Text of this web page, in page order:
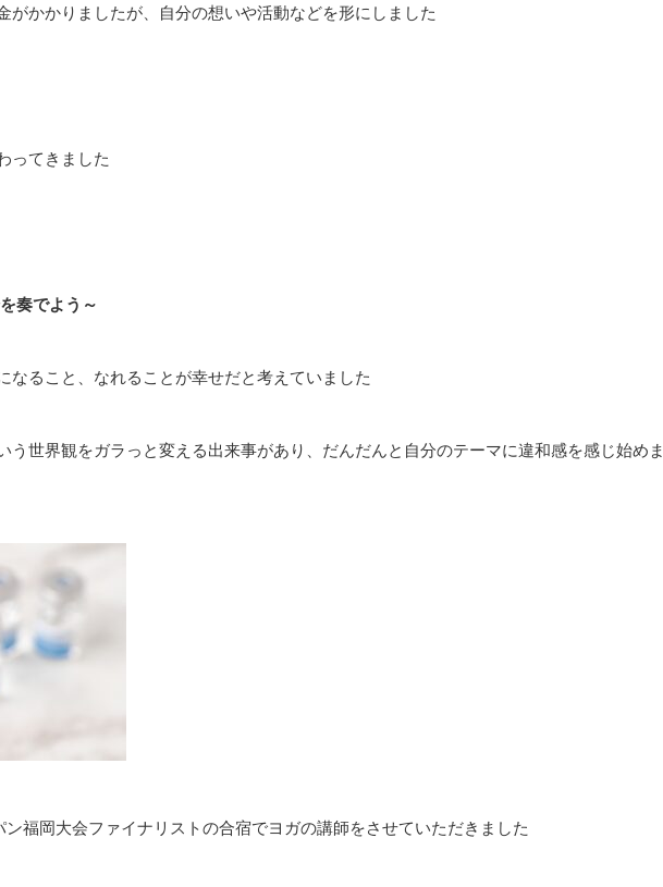
がかかりましたが、自分の想いや活動などを形にしました
ってきました
奏でよう～
なること、なれることが幸せだと考えていました
う世界観をガラっと変える出来事があり、だんだんと自分のテーマに違和感を感じ始めま
ン福岡大会ファイナリストの合宿でヨガの講師をさせていただきました